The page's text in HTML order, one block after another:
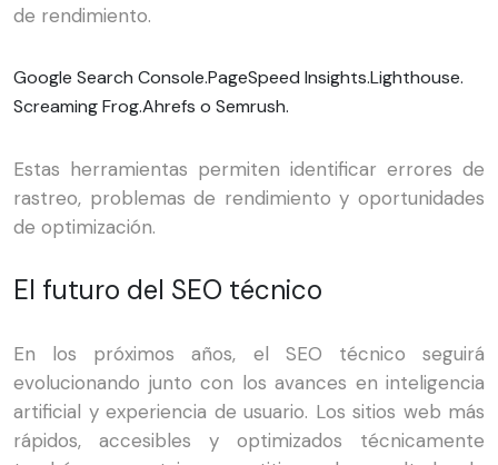
de rendimiento.
Google Search Console.PageSpeed Insights.Lighthouse.
Screaming Frog.Ahrefs o Semrush.
Estas herramientas permiten identificar errores de
rastreo, problemas de rendimiento y oportunidades
de optimización.
El futuro del SEO técnico
En los próximos años, el SEO técnico seguirá
evolucionando junto con los avances en inteligencia
artificial y experiencia de usuario. Los sitios web más
rápidos, accesibles y optimizados técnicamente